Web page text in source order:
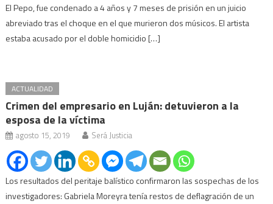
El Pepo, fue condenado a 4 años y 7 meses de prisión en un juicio
abreviado tras el choque en el que murieron dos músicos. El artista
estaba acusado por el doble homicidio […]
ACTUALIDAD
Crimen del empresario en Luján: detuvieron a la
esposa de la víctima
agosto 15, 2019 Será Justicia
Los resultados del peritaje balístico confirmaron las sospechas de los
investigadores: Gabriela Moreyra tenía restos de deflagración de un